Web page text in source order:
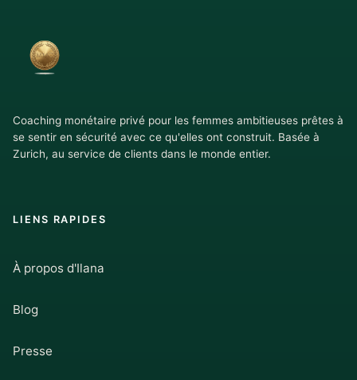
Coaching monétaire privé pour les femmes ambitieuses prêtes à
se sentir en sécurité avec ce qu'elles ont construit. Basée à
Zurich, au service de clients dans le monde entier.
LIENS RAPIDES
À propos d'Ilana
Blog
Presse